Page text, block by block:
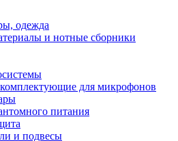
одежда
и нотные сборники
для микрофонов
питания
и подвесы